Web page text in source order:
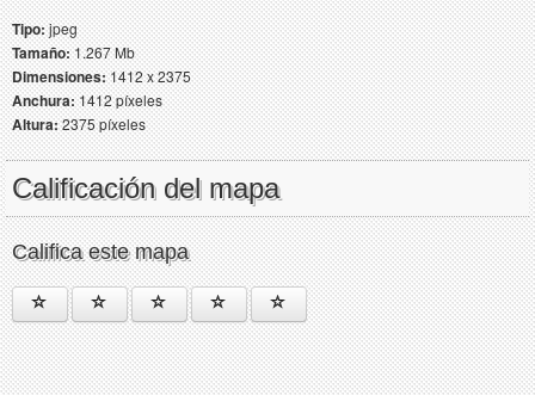
Tipo:jpeg
Tamaño:1.267 Mb
Dimensiones:1412 x 2375
Anchura:1412 píxeles
Altura:2375 píxeles
Calificación del mapa
Califica este mapa